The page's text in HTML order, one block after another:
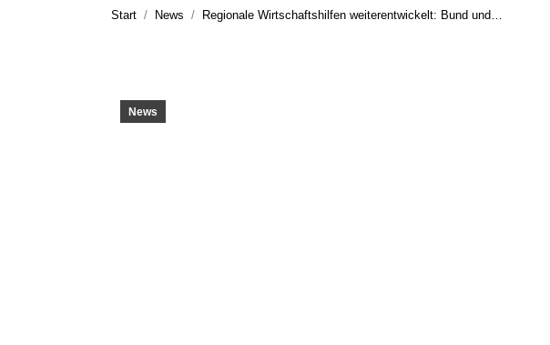
Sie befinden sich hier:
Start News Regionale Wirtschaftshilfen weiterentwickelt: Bund und…
News